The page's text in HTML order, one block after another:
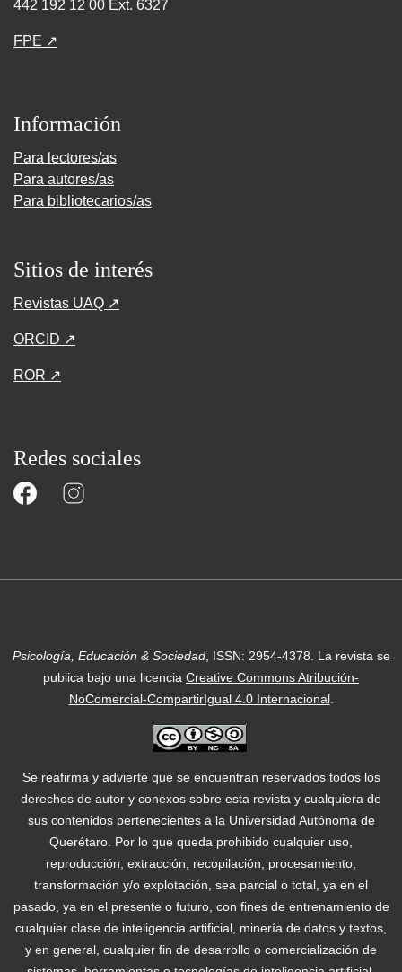
442 192 12 00 Ext. 6327
FPE ↗
Información
Para lectores/as
Para autores/as
Para bibliotecarios/as
Sitios de interés
Revistas UAQ ↗
ORCID ↗
ROR ↗
Redes sociales
Psicología, Educación & Sociedad, ISSN: 2954-4378. La revista se
publica bajo una licencia Creative Commons Atribución-
NoComercial-CompartirIgual 4.0 Internacional.
Se reafirma y advierte que se encuentran reservados todos los
derechos de autor y conexos sobre esta revista y cualquiera de
sus contenidos pertenecientes a la Universidad Autónoma de
Querétaro. Por lo que queda prohibido cualquier uso,
reproducción, extracción, recopilación, procesamiento,
transformación y/o explotación, sea parcial o total, ya en el
pasado, ya en el presente o futuro, con fines de entrenamiento de
cualquier clase de inteligencia artificial, minería de datos y textos,
y en general, cualquier fin de desarrollo o comercialización de